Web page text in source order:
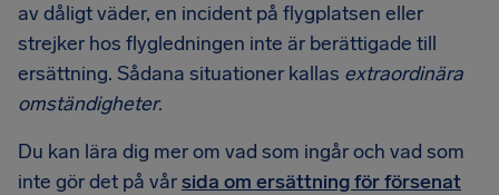
av dåligt väder, en incident på flygplatsen eller
strejker hos flygledningen inte är berättigade till
ersättning. Sådana situationer kallas extraordinära
omständigheter.
Du kan lära dig mer om vad som ingår och vad som
inte gör det på vårsida om ersättning för försenat